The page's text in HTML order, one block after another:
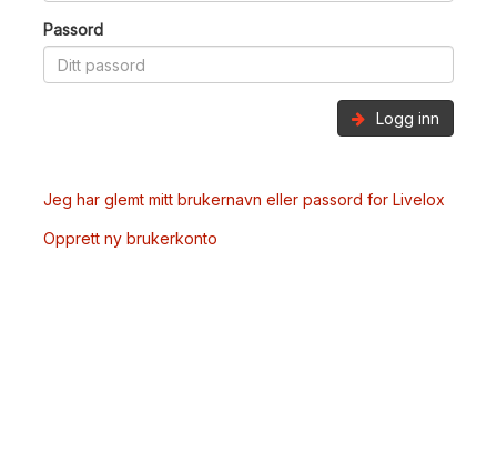
Passord
Logg inn
Jeg har glemt mitt brukernavn eller passord for Livelox
Opprett ny brukerkonto